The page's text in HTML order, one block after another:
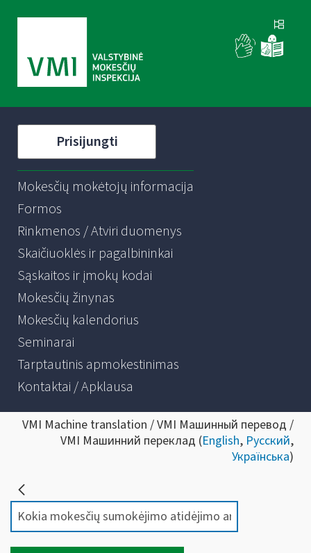
Prisijungti
Mokesčių mokėtojų informacija
Formos
Rinkmenos / Atviri duomenys
Skaičiuoklės ir pagalbininkai
Sąskaitos ir įmokų kodai
Mokesčių žinynas
Mokesčių kalendorius
Seminarai
Tarptautinis apmokestinimas
Kontaktai / Apklausa
VMI Machine translation / VMI Машинный перевод /
VMI Машинний переклад (English, Русский,
Українська)